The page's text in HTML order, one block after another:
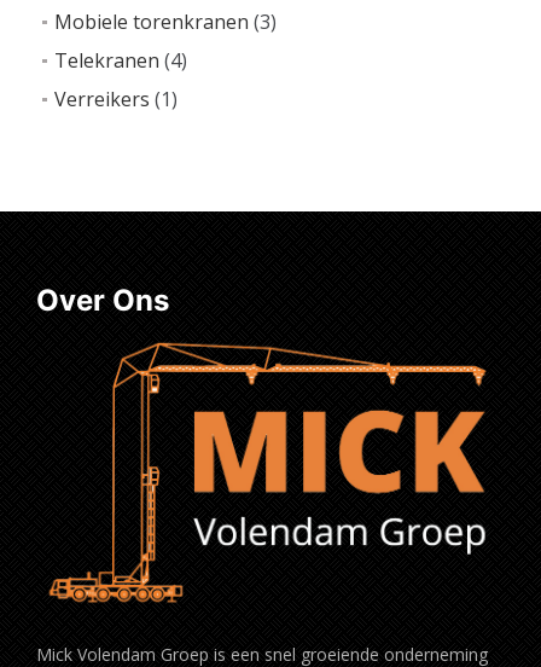
Mobiele torenkranen (3)
Telekranen (4)
Verreikers (1)
Over Ons
Mick Volendam Groep is een snel groeiende onderneming